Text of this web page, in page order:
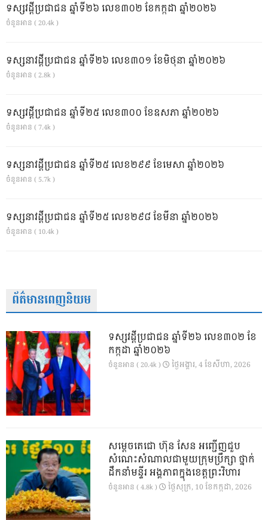
ទស្សវដ្តីប្រជាជន ឆ្នាំទី២៦ លេខ៣០២ ខែកក្កដា ឆ្នាំ២០២៦
ចំនួនអាន ( 20.4k )
ទស្សនាវដ្ដីប្រជាជន ឆ្នាំទី២៦ លេខ៣០១ ខែមិថុនា ឆ្នាំ២០២៦
ចំនួនអាន ( 2.8k )
ទស្សវដ្តីប្រជាជន ឆ្នាំទី២៥ លេខ៣០០ ខែឧសភា ឆ្នាំ២០២៦
ចំនួនអាន ( 7.4k )
ទស្សនាវដ្ដីប្រជាជន ឆ្នាំទី២៥ លេខ២៩៩ ខែមេសា ឆ្នាំ២០២៦
ចំនួនអាន ( 5.7k )
ទស្សនាវដ្ដីប្រជាជន ឆ្នាំទី២៥ លេខ២៩៨ ខែមីនា ឆ្នាំ២០២៦
ចំនួនអាន ( 10.4k )
ព័ត៌មានពេញនិយម
ទស្សវដ្តីប្រជាជន ឆ្នាំទី២៦ លេខ៣០២ ខែ
កក្កដា ឆ្នាំ២០២៦
ចំនួនអាន ( 20.4k ) ថ្ងៃ​អង្គារ, 4 ខែ​សីហា, 2026
សម្តេចតេជោ ហ៊ុន សែន អញ្ជើញជួប
សំណេះសំណាលជាមួយក្រុមប្រឹក្សា ថ្នាក់
ដឹកនាំមន្ទីរ អង្គភាពក្នុងខេត្តព្រះវិហារ
ចំនួនអាន ( 4.8k ) ថ្ងៃ​សុក្រ, 10 ខែ​កក្កដា, 2026